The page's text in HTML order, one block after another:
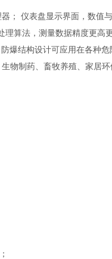
； 仪表盘显示界面，数值
算法，测量数据精度更高
爆结构设计可应用在各种危
物制药、畜牧养殖、家居环